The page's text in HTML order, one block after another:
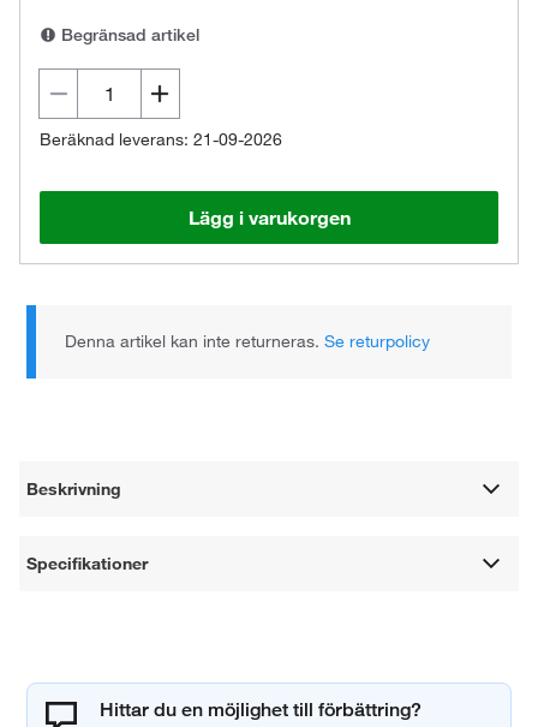
Begränsad artikel
Beräknad leverans: 21-09-2026
Lägg i varukorgen
Denna artikel kan inte returneras.Se returpolicy
Beskrivning
Specifikationer
Hittar du en möjlighet till förbättring?